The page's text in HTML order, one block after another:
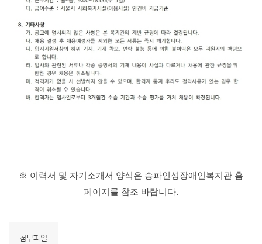
※ 이력서 및 자기소개서 양식은 송파인성장애인복지관 홈
페이지를 참조 바랍니다.
첨부파일